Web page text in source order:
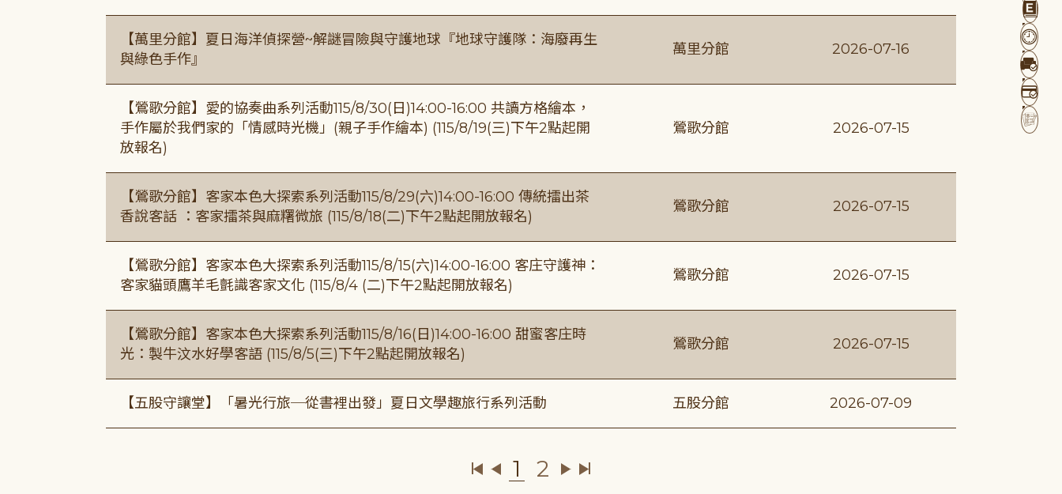
【萬里分館】夏日海洋偵探營~解謎冒險與守護地球『地球守護隊：海廢再生
與綠色手作』
萬里分館 2026-07-16
【鶯歌分館】愛的協奏曲系列活動115/8/30(日)14:00-16:00 共讀方格繪本，
手作屬於我們家的「情感時光機」(親子手作繪本) (115/8/19(三)下午2點起開
放報名)
鶯歌分館 2026-07-15
【鶯歌分館】客家本色大探索系列活動115/8/29(六)14:00-16:00 傳統擂出茶
香說客話 ：客家擂茶與麻糬微旅 (115/8/18(二)下午2點起開放報名)
鶯歌分館 2026-07-15
【鶯歌分館】客家本色大探索系列活動115/8/15(六)14:00-16:00 客庄守護神：
客家貓頭鷹羊毛氈識客家文化 (115/8/4 (二)下午2點起開放報名)
鶯歌分館 2026-07-15
【鶯歌分館】客家本色大探索系列活動115/8/16(日)14:00-16:00 甜蜜客庄時
光：製牛汶水好學客語 (115/8/5(三)下午2點起開放報名)
鶯歌分館 2026-07-15
【五股守讓堂】「暑光行旅─從書裡出發」夏日文學趣旅行系列活動 五股分館 2026-07-09
1 2